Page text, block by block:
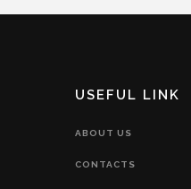
USEFUL LINK
ABOUT US
CONTACTS